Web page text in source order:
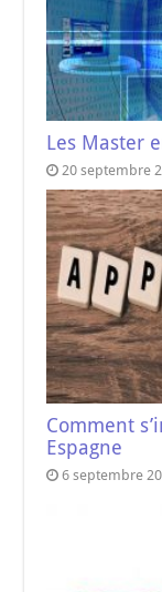
Les Master
20 septembre
Comment
Espagne
6 septembre